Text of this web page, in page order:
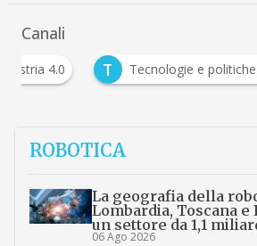
Canali
Industria 4.0 T
ROBOTICA
La geografia della
Lombardia, Toscana e
un settore da 1,1
06 Ago 2026